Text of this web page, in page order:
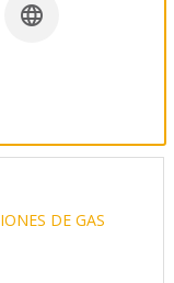

DE GAS